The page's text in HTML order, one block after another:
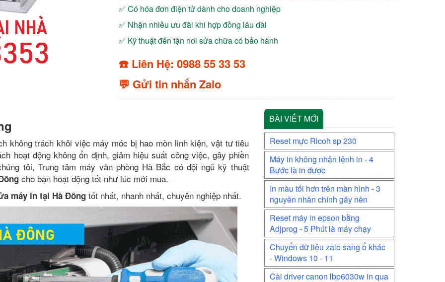
✅ Có hóa đơn điện tử dành cho doanh nghiệp
✅ Nhận nhiều ưu đãi khi hợp đồng lâu dài
✅ Kỹ thuật đến tận nơi sửa chữa có bảo hành
☎️ Liên Hệ: 0988 55 33 53
💬 Gửi tin nhắn Zalo
không trách khỏi việc máy móc bị hao mòn linh kiện, vật tư tiêu
hoạt động không ổn định, giảm hiệu suất công việc, gây phiền
tôi, Trung tâm máy văn phòng Hà Bắc có đội ngũ kỹ thuật
cho bạn hoạt động tốt như lúc mới mua.
máy in tại Hà Đông tốt nhất, nhanh nhất, chuyên nghiệp nhất.
BÀI VIẾT MỚI
Reset mực Ricoh sp 230
Máy in không nhận lệnh in - 4
Bước là in được
In màu tối hơn trên màn hình - 3
nguyên nhân chính gây nên
Reset máy in epson bằng
Adjprog - 5 Phút là máy chạy
Chuyển dữ liệu zalo sang ổ khác
- Windows 10 - 11
Cài driver canon lbp6030w in qua